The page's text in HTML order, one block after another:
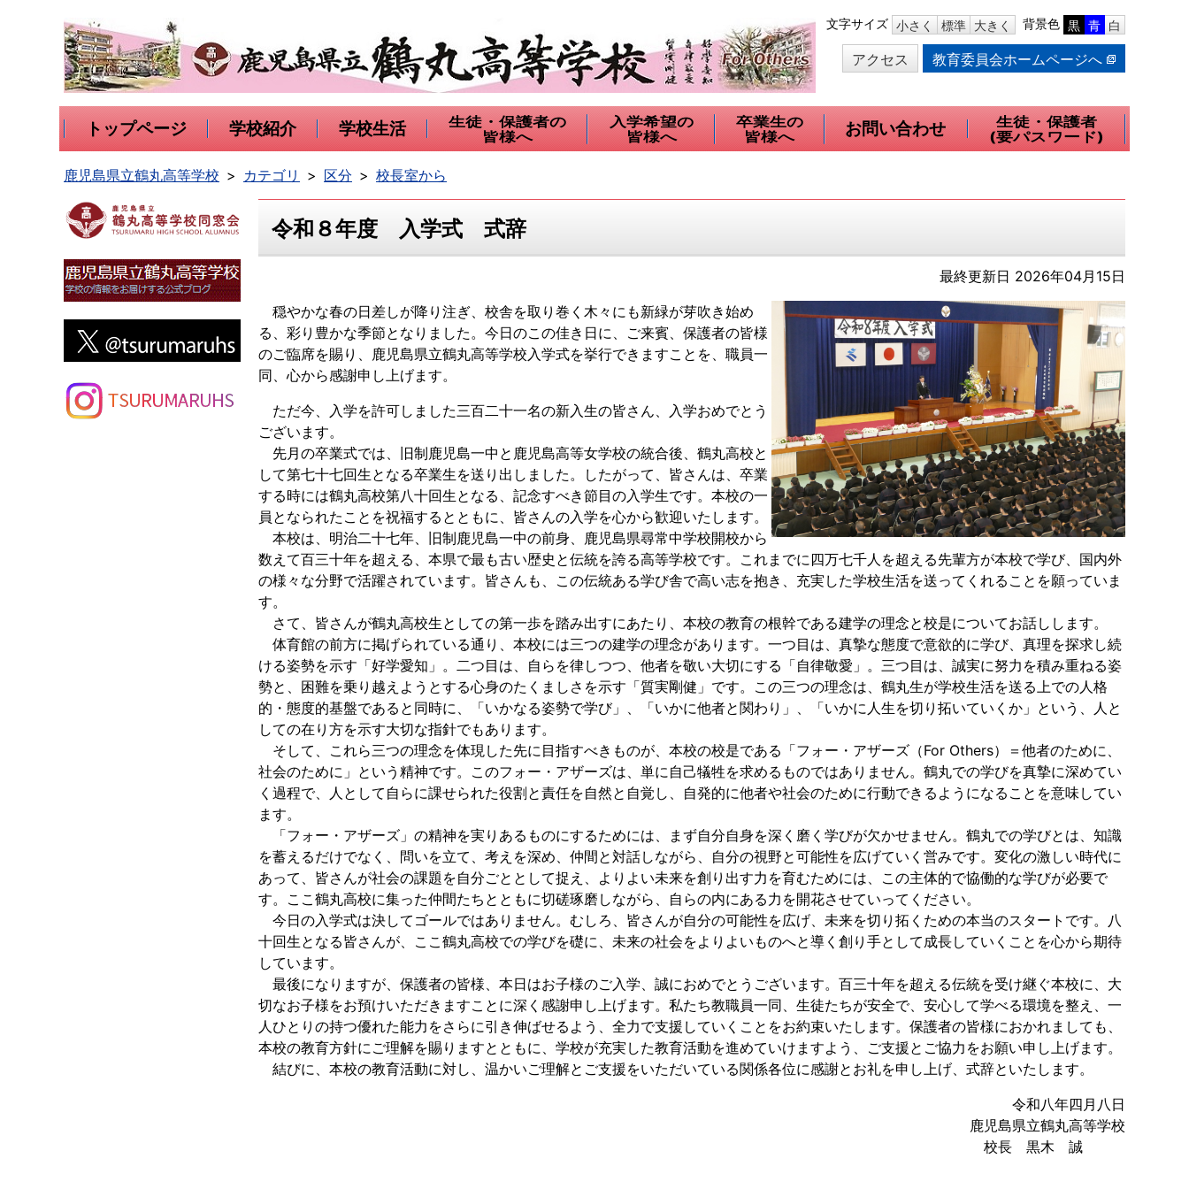
本
文字サイズ 小さく 標準 大きく 背景色 黒 青 白
アクセス 教育委員会ホームページへ
トップページ 学校紹介 学校生活 生徒・保護者の
皆様へ
入学希望の
皆様へ
卒業生の
皆様へ お問い合わせ 生徒・保護者
(要パスワード)
鹿児島県立鶴丸高等学校 カテゴリ 区分 校長室から
令和８年度 入学式 式辞
最終更新日 2026年04月15日
穏やかな春の日差しが降り注ぎ、校舎を取り巻く木々にも新緑が芽吹き始め
る、彩り豊かな季節となりました。今日のこの佳き日に、ご来賓、保護者の皆様
のご臨席を賜り、鹿児島県立鶴丸高等学校入学式を挙行できますことを、職員一
同、心から感謝申し上げます。
ただ今、入学を許可しました三百二十一名の新入生の皆さん、入学おめでとう
ございます。
先月の卒業式では、旧制鹿児島一中と鹿児島高等女学校の統合後、鶴丸高校と
して第七十七回生となる卒業生を送り出しました。したがって、皆さんは、卒業
する時には鶴丸高校第八十回生となる、記念すべき節目の入学生です。本校の一
員となられたことを祝福するとともに、皆さんの入学を心から歓迎いたします。
本校は、明治二十七年、旧制鹿児島一中の前身、鹿児島県尋常中学校開校から
数えて百三十年を超える、本県で最も古い歴史と伝統を誇る高等学校です。これまでに四万七千人を超える先輩方が本校で学び、国内外
の様々な分野で活躍されています。皆さんも、この伝統ある学び舎で高い志を抱き、充実した学校生活を送ってくれることを願っていま
す。
さて、皆さんが鶴丸高校生としての第一歩を踏み出すにあたり、本校の教育の根幹である建学の理念と校是についてお話しします。
体育館の前方に掲げられている通り、本校には三つの建学の理念があります。一つ目は、真摯な態度で意欲的に学び、真理を探求し続
ける姿勢を示す「好学愛知」。二つ目は、自らを律しつつ、他者を敬い大切にする「自律敬愛」。三つ目は、誠実に努力を積み重ねる姿
勢と、困難を乗り越えようとする心身のたくましさを示す「質実剛健」です。この三つの理念は、鶴丸生が学校生活を送る上での人格
的・態度的基盤であると同時に、「いかなる姿勢で学び」、「いかに他者と関わり」、「いかに人生を切り拓いていくか」という、人と
しての在り方を示す大切な指針でもあります。
そして、これら三つの理念を体現した先に目指すべきものが、本校の校是である「フォー・アザーズ（For Others）＝他者のために、
社会のために」という精神です。このフォー・アザーズは、単に自己犠牲を求めるものではありません。鶴丸での学びを真摯に深めてい
く過程で、人として自らに課せられた役割と責任を自然と自覚し、自発的に他者や社会のために行動できるようになることを意味してい
ます。
「フォー・アザーズ」の精神を実りあるものにするためには、まず自分自身を深く磨く学びが欠かせません。鶴丸での学びとは、知識
を蓄えるだけでなく、問いを立て、考えを深め、仲間と対話しながら、自分の視野と可能性を広げていく営みです。変化の激しい時代に
あって、皆さんが社会の課題を自分ごととして捉え、よりよい未来を創り出す力を育むためには、この主体的で協働的な学びが必要で
す。ここ鶴丸高校に集った仲間たちとともに切磋琢磨しながら、自らの内にある力を開花させていってください。
今日の入学式は決してゴールではありません。むしろ、皆さんが自分の可能性を広げ、未来を切り拓くための本当のスタートです。八
十回生となる皆さんが、ここ鶴丸高校での学びを礎に、未来の社会をよりよいものへと導く創り手として成長していくことを心から期待
しています。
最後になりますが、保護者の皆様、本日はお子様のご入学、誠におめでとうございます。百三十年を超える伝統を受け継ぐ本校に、大
切なお子様をお預けいただきますことに深く感謝申し上げます。私たち教職員一同、生徒たちが安全で、安心して学べる環境を整え、一
人ひとりの持つ優れた能力をさらに引き伸ばせるよう、全力で支援していくことをお約束いたします。保護者の皆様におかれましても、
本校の教育方針にご理解を賜りますとともに、学校が充実した教育活動を進めていけますよう、ご支援とご協力をお願い申し上げます。
結びに、本校の教育活動に対し、温かいご理解とご支援をいただいている関係各位に感謝とお礼を申し上げ、式辞といたします。
令和八年四月八日
鹿児島県立鶴丸高等学校
校長 黒木 誠